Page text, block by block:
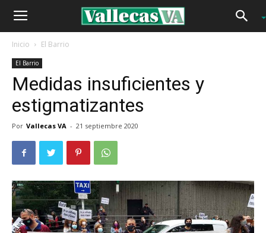
Inicio El Barrio
El Barrio
Medidas insuficientes y
estigmatizantes
Por Vallecas VA - 21 septiembre 2020